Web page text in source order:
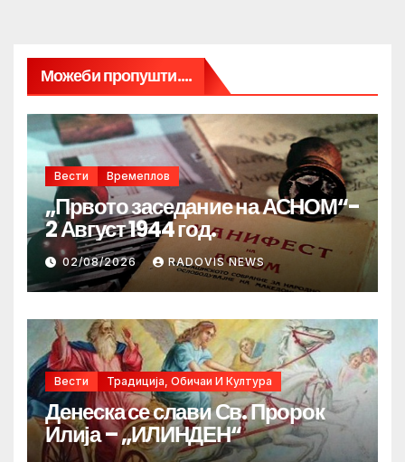
Можеби пропушти....
Вести Времеплов
„Првото заседание на АСНОМ“-
2 Август 1944 год.
02/08/2026 RADOVIS NEWS
Вести Традиција, Обичаи И Култура
Денеска се слави Св. Пророк
Илија – „ИЛИНДЕН“